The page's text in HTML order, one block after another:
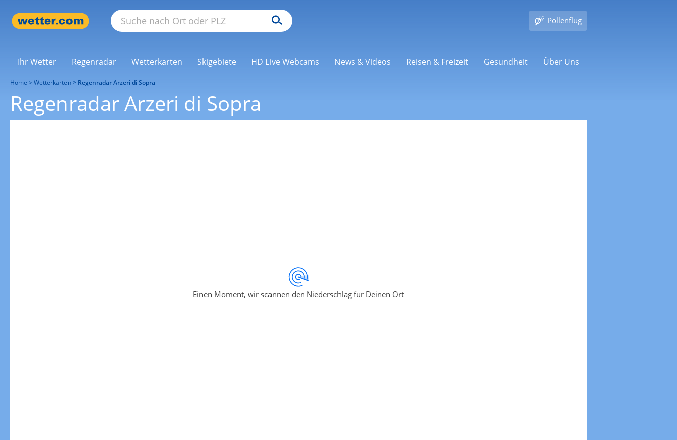
Pollenflug
Ihr Wetter Regenradar Wetterkarten Skigebiete HD Live Webcams News & Videos Reisen & Freizeit Gesundheit Über Uns
Home Wetterkarten Regenradar Arzeri di Sopra
Regenradar Arzeri di Sopra
Einen Moment, wir scannen den Niederschlag für Deinen Ort